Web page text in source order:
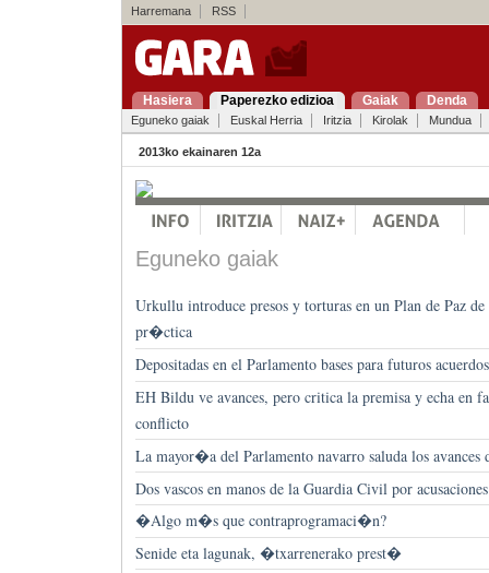
Harremana RSS
Hasiera Paperezko edizioa Gaiak Denda
Eguneko gaiak Euskal Herria Iritzia Kirolak Mundua
2013ko ekainaren 12a
Eguneko gaiak
Urkullu introduce presos y torturas en un Plan de Paz
pr�ctica
Depositadas en el Parlamento bases para futuros
EH Bildu ve avances, pero critica la premisa y echa en
conflicto
La mayor�a del Parlamento navarro saluda los avances
Dos vascos en manos de la Guardia Civil por
�Algo m�s que contraprogramaci�n?
Senide eta lagunak, �txarrenerako prest�